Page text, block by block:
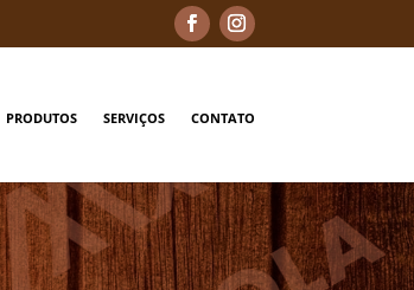
PRODUTOS SERVIÇOS CONTATO